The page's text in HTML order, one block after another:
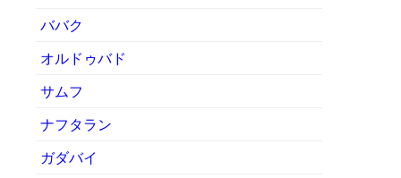
ババク
オルドゥバド
サムフ
ナフタラン
ガダバイ